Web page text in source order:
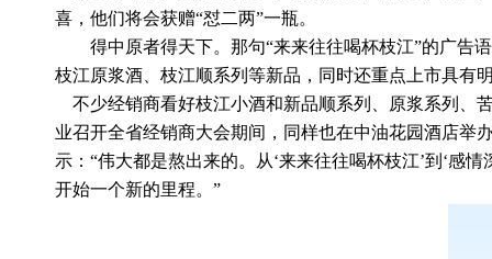
喜，他们将会获赠“怼二两”一瓶。
得中原者得天下。那句“来来往往喝杯枝江”的广告
枝江原浆酒、枝江顺系列等新品，同时还重点上市具有
不少经销商看好枝江小酒和新品顺系列、原浆系列、
业召开全省经销商大会期间，同样也在中油花园酒店举
示： “伟大都是熬出来的。从‘来来往往喝杯枝江’到 ‘感情
开始一个新的里程。 ”